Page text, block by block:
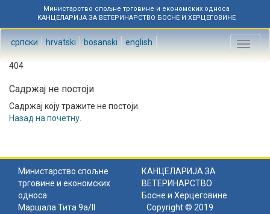
Министарство спољне трговине и економских односа
КАНЦЕЛАРИЈА ЗА ВЕТЕРИНАРСТВО БОСНЕ И ХЕРЦЕГОВИНЕ
српски hrvatski bosanski english
Toggle
404
Садржај не постоји
Садржај коју тражите не постоји.
Назад на почетну
Министарство спољне
трговине и економских
односа
КАНЦЕЛАРИЈА ЗА
ВЕТЕРИНАРСТВО
Босне и Херцеговине
Маршала Тита 9а/II
Copyright © 2019